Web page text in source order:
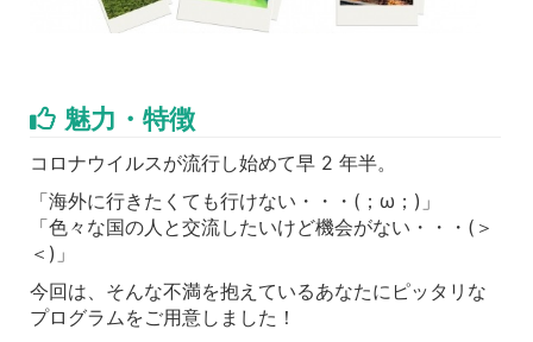
魅力・特徴
コロナウイルスが流行し始めて早 2 年半。
「海外に行きたくても行けない・・・(；ω；)」
「色々な国の人と交流したいけど機会がない・・・(＞
＜)」
今回は、そんな不満を抱えているあなたにピッタリな
プログラムをご用意しました！